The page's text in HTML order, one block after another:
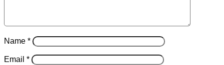
Name *
Email *